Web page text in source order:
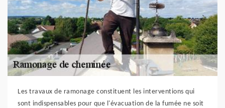
Les travaux de ramonage constituent les interventions qui
sont indispensables pour que l'évacuation de la fumée ne soit